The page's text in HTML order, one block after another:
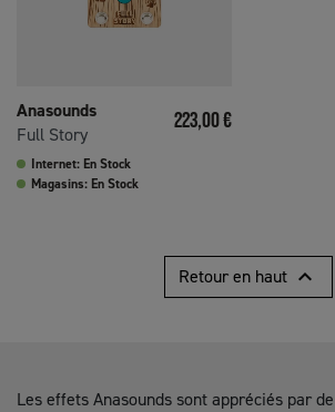
Anasounds
Full Story
Prix
223,00 €
Internet: En Stock
Magasins: En Stock
Retour en haut 
Les effets Anasounds sont appréciés par